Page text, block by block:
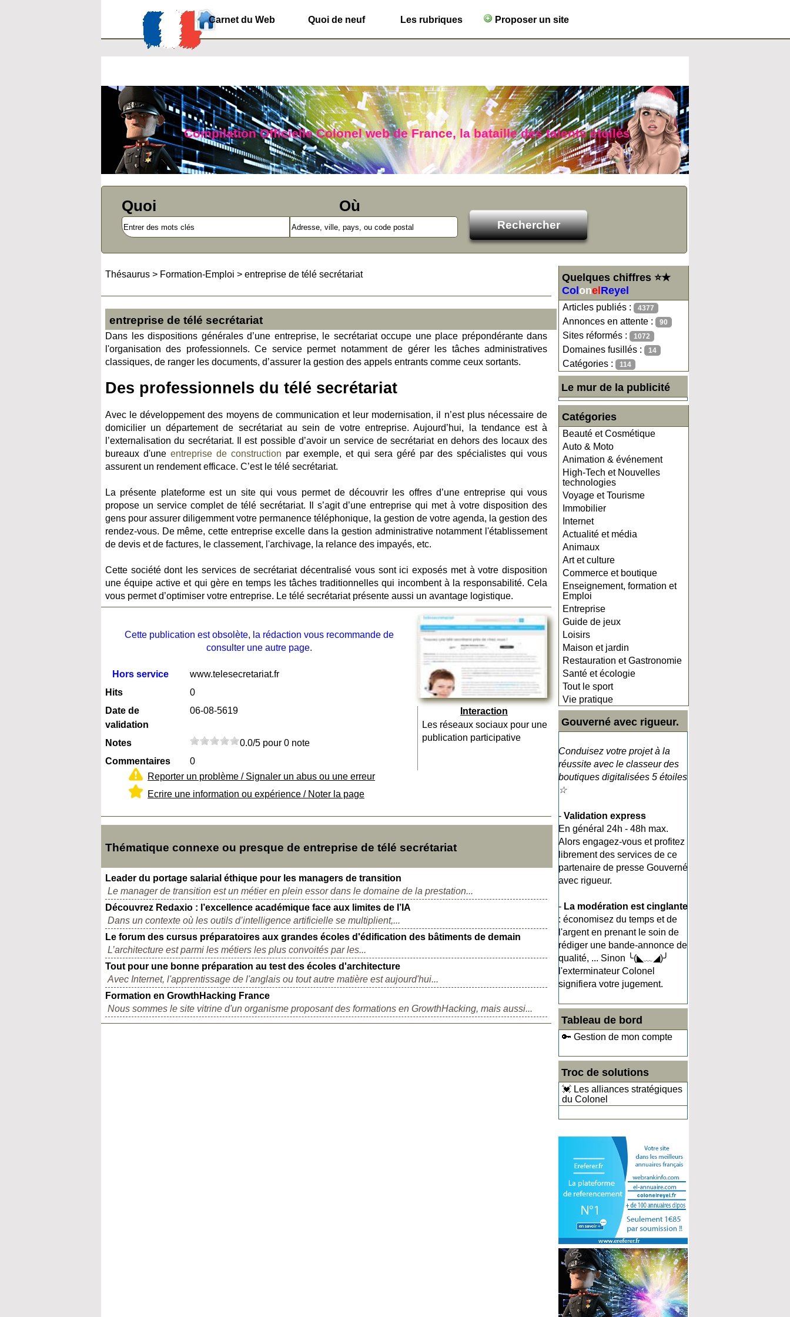
Carnet du Web Quoi de neuf Les rubriques Proposer un site
Compilation Officielle Colonel web de France, la bataille des talents étoilés
Quoi Où
Quelques chiffres ⭐★
Col onel Reyel
Articles publiés : 4377
Annonces en attente : 90
Sites réformés : 1072
Domaines fusillés : 14
Catégories : 114
Le mur de la publicité
Catégories
Beauté et Cosmétique
Auto & Moto
Animation & événement
High-Tech et Nouvelles
technologies
Voyage et Tourisme
Immobilier
Internet
Actualité et média
Animaux
Art et culture
Commerce et boutique
Enseignement, formation et
Emploi
Entreprise
Guide de jeux
Loisirs
Maison et jardin
Restauration et Gastronomie
Santé et écologie
Tout le sport
Vie pratique
Gouverné avec rigueur.
Conduisez votre projet à la
réussite avec le classeur des
boutiques digitalisées 5 étoiles
☆
- Validation express
En général 24h - 48h max.
Alors engagez-vous et profitez
librement des services de ce
partenaire de presse Gouverné
avec rigueur.
- La modération est cinglante
: économisez du temps et de
l'argent en prenant le soin de
rédiger une bande-annonce de
qualité, ... Sinon ╰(◣﹏◢)╯
l'exterminateur Colonel
signifiera votre jugement.
Tableau de bord
🔑 Gestion de mon compte
Troc de solutions
💓 Les alliances stratégiques
du Colonel
Thésaurus > Formation-Emploi > entreprise de télé secrétariat
entreprise de télé secrétariat
Dans les dispositions générales d’une entreprise, le secrétariat occupe une place prépondérante dans
l'organisation des professionnels. Ce service permet notamment de gérer les tâches administratives
classiques, de ranger les documents, d’assurer la gestion des appels entrants comme ceux sortants.
Des professionnels du télé secrétariat
Avec le développement des moyens de communication et leur modernisation, il n’est plus nécessaire de
domicilier un département de secrétariat au sein de votre entreprise. Aujourd’hui, la tendance est à
l’externalisation du secrétariat. Il est possible d’avoir un service de secrétariat en dehors des locaux des
bureaux d'une entreprise de construction par exemple, et qui sera géré par des spécialistes qui vous
assurent un rendement efficace. C’est le télé secrétariat.
La présente plateforme est un site qui vous permet de découvrir les offres d’une entreprise qui vous
propose un service complet de télé secrétariat. Il s’agit d’une entreprise qui met à votre disposition des
gens pour assurer diligemment votre permanence téléphonique, la gestion de votre agenda, la gestion des
rendez-vous. De même, cette entreprise excelle dans la gestion administrative notamment l'établissement
de devis et de factures, le classement, l'archivage, la relance des impayés, etc.
Cette société dont les services de secrétariat décentralisé vous sont ici exposés met à votre disposition
une équipe active et qui gère en temps les tâches traditionnelles qui incombent à la responsabilité. Cela
vous permet d’optimiser votre entreprise. Le télé secrétariat présente aussi un avantage logistique.
Cette publication est obsolète, la rédaction vous recommande de
consulter une autre page.
Hors service
www.telesecretariat.fr
Hits
0
Date de
validation
06-08-5619
Notes
0.0/5 pour 0 note
Commentaires
0
Reporter un problème / Signaler un abus ou une erreur
Ecrire une information ou expérience / Noter la page
Interaction
Les réseaux sociaux pour une
publication participative
Thématique connexe ou presque de entreprise de télé secrétariat
Leader du portage salarial éthique pour les managers de transition
Le manager de transition est un métier en plein essor dans le domaine de la prestation...
Découvrez Redaxio : l’excellence académique face aux limites de l’IA
Dans un contexte où les outils d’intelligence artificielle se multiplient,...
Le forum des cursus préparatoires aux grandes écoles d'édification des bâtiments de demain
L’architecture est parmi les métiers les plus convoités par les...
Tout pour une bonne préparation au test des écoles d'architecture
Avec Internet, l'apprentissage de l'anglais ou tout autre matière est aujourd'hui...
Formation en GrowthHacking France
Nous sommes le site vitrine d'un organisme proposant des formations en GrowthHacking, mais aussi...